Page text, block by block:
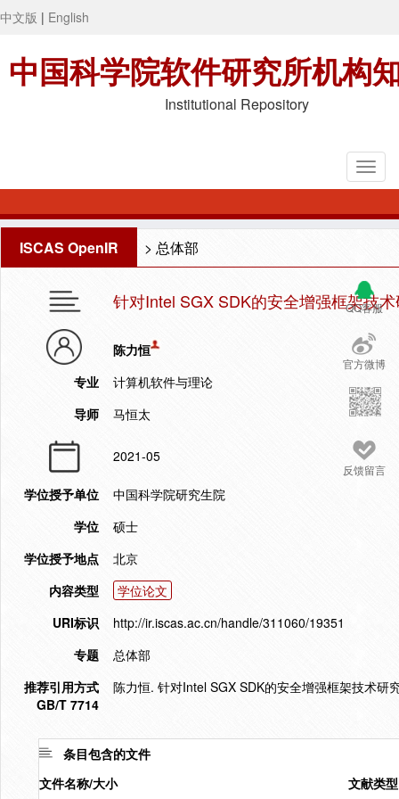
中文版 | English
中国科学院软件研究所机构
Institutional Repository
ISCAS OpenIR > 总体部
QQ客服
官方微博
反馈留言
针对Intel SGX SDK的安全增强框架技
陈力恒
专业
计算机软件与理论
导师
马恒太
2021-05
学位授予单位
中国科学院研究生院
学位
硕士
学位授予地点
北京
内容类型
学位论文
URI标识
http://ir.iscas.ac.cn/handle/311060/19351
专题
总体部
推荐引用方式
GB/T 7714
陈力恒. 针对Intel SGX SDK的安全增强框架技术
条目包含的文件
文件名称/大小
文献类型